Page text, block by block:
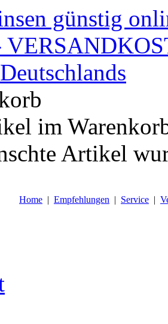
im
Artikel
Home | Empfehlungen | Service |